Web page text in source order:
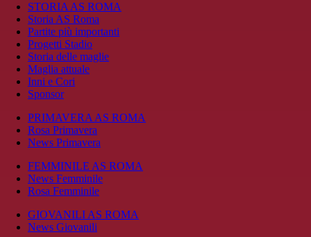
STORIA AS ROMA
Storia AS Roma
Partite più importanti
Progetti Stadio
Storia delle maglie
Maglia attuale
Inni e Cori
Sponsor
PRIMAVERA AS ROMA
Rosa Primavera
News Primavera
FEMMINILE AS ROMA
News Femminile
Rosa Femminile
GIOVANILI AS ROMA
News Giovanili